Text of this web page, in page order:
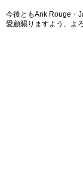
今後ともAnk Rouge・
愛顧賜りますよう、よ